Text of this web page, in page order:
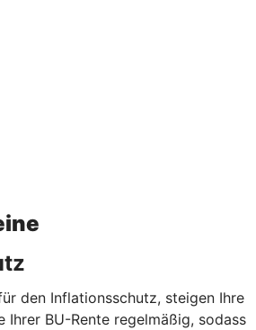
den Inflationsschutz, steigen Ihre
Ihrer BU-Rente regelmäßig, sodass